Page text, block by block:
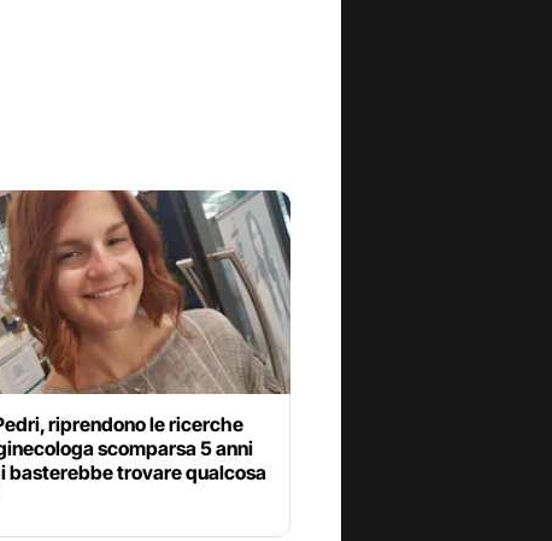
riprendono le ricerche
scomparsa 5 anni
basterebbe trovare qualcosa